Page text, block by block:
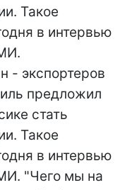
Такое
в интервью
- экспортеров
предложил
стать
Такое
в интервью
"Чего мы на